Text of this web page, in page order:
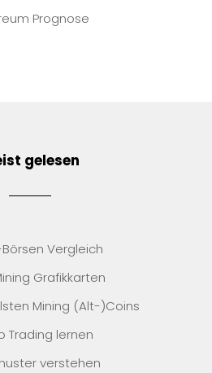
Prognose
gelesen
Vergleich
Grafikkarten
Mining (Alt-)Coins
Trading lernen
verstehen